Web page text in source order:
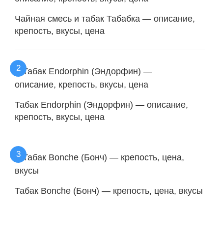
Чайная смесь и табак Табабка — описание,
крепость, вкусы, цена
Табак Endorphin (Эндорфин) — описание,
крепость, вкусы, цена
Табак Bonche (Бонч) — крепость, цена, вкусы